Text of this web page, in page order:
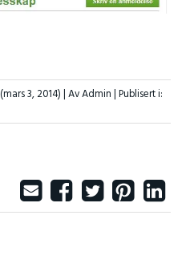
(mars 3, 2014)| Av Admin |Publisert i: